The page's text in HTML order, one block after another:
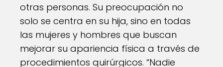
otras personas. Su preocupación no
solo se centra en su hija, sino en todas
las mujeres y hombres que buscan
mejorar su apariencia física a través de
procedimientos quirúrgicos. “Nadie